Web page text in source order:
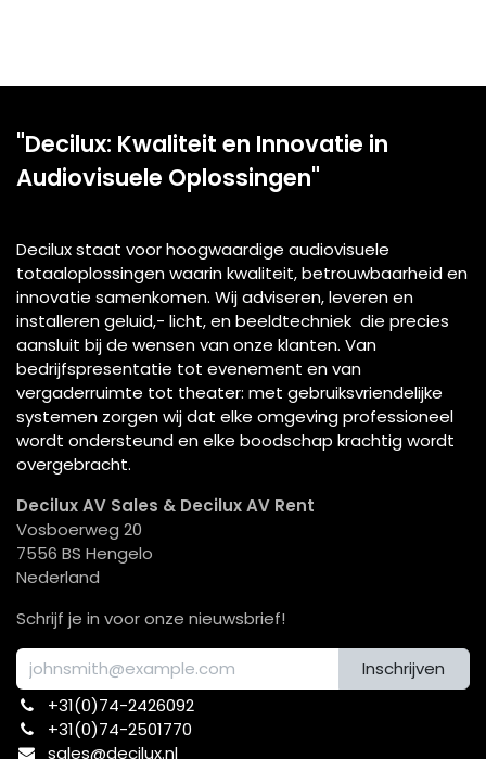
"Decilux: Kwaliteit en Innovatie in
Audiovisuele Oplossingen"
Decilux staat voor hoogwaardige audiovisuele
totaaloplossingen waarin kwaliteit, betrouwbaarheid en
innovatie samenkomen. Wij adviseren, leveren en
installeren geluid,- licht, en beeldtechniek die precies
aansluit bij de wensen van onze klanten. Van
bedrijfspresentatie tot evenement en van
vergaderruimte tot theater: met gebruiksvriendelijke
systemen zorgen wij dat elke omgeving professioneel
wordt ondersteund en elke boodschap krachtig wordt
overgebracht.
Decilux AV Sales & Decilux AV Rent
Vosboerweg 20
7556 BS Hengelo
Nederland
Schrijf je in voor onze nieuwsbrief!
Inschrijven
+31(0)74-2426092​
+31(0)74-2501770
sales@decilux.nl